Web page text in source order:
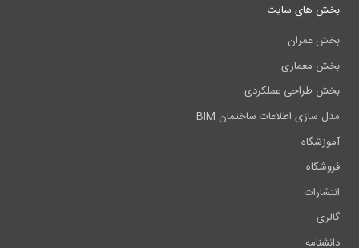
بخش های سایت
بخش عمران
بخش معماری
بخش طراحی عملکردی
مدل سازی اطلاعات ساختمان BIM
آموزشگاه
فروشگاه
انتشارات
گالری
دانشنامه